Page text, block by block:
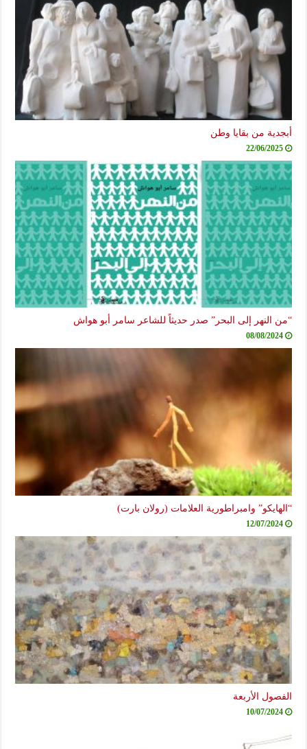
أبجدية من بقايا وطن
22/06/2025
“من النهر إلى البحر” صدر حديثاً للشاعر سامر أبو هواش
08/08/2024
“الهايكو” وامبراطورية العلامات (رولان بارت)
12/07/2024
الفصول الأربعة
10/07/2024